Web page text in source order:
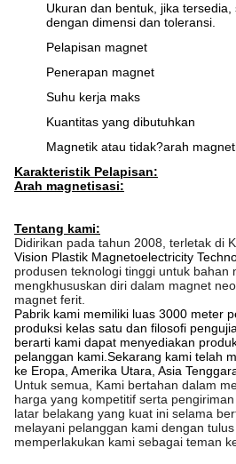
Ukuran dan bentuk, jika
dengan dimensi dan toleransi.
Pelapisan magnet
Penerapan magnet
Suhu kerja maks
Kuantitas yang dibutuhkan
Magnetik atau tidak?arah
Karakteristik Pelapisan:
Arah magnetisasi: